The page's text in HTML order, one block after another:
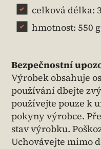
celková délka:
hmotnost: 550 g
Bezpečnostní
Výrobek obsahuje
používání dbejte
používejte pouze k
pokyny výrobce.
stav výrobku.
Uchovávejte mimo